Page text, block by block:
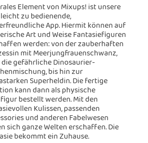
Element von Mixups! ist unsere
zu bedienende,
App. Hiermit können auf
Art und Weise Fantasiefiguren
werden: von der zauberhaften
mit Meerjungfrauenschwanz,
gefährliche Dinosaurier-
bis hin zur
Superheldin. Die fertige
kann dann als physische
bestellt werden. Mit den
Kulissen, passenden
und anderen Fabelwesen
sich ganze Welten erschaffen. Die
bekommt ein Zuhause.